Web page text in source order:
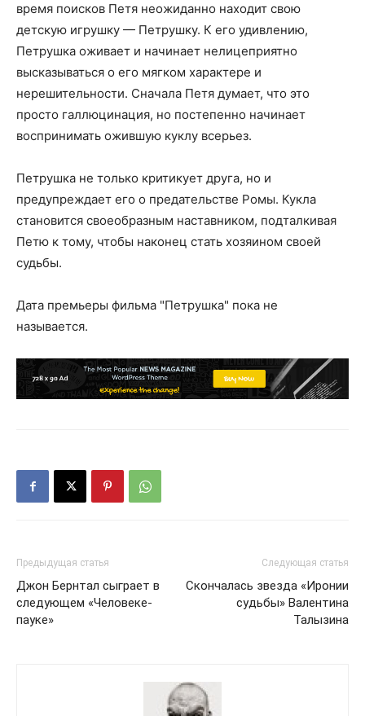
время поисков Петя неожиданно находит свою
детскую игрушку — Петрушку. К его удивлению,
Петрушка оживает и начинает нелицеприятно
высказываться о его мягком характере и
нерешительности. Сначала Петя думает, что это
просто галлюцинация, но постепенно начинает
воспринимать ожившую куклу всерьез.
Петрушка не только критикует друга, но и
предупреждает его о предательстве Ромы. Кукла
становится своеобразным наставником, подталкивая
Петю к тому, чтобы наконец стать хозяином своей
судьбы.
Дата премьеры фильма "Петрушка" пока не
называется.
Предыдущая статья
Джон Бернтал сыграет в
следующем «Человеке-
пауке»
Следующая статья
Скончалась звезда «Иронии
судьбы» Валентина
Талызина